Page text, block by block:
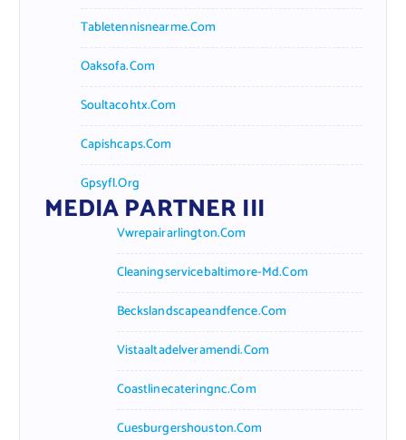
Tabletennisnearme.com
Oaksofa.com
Soultacohtx.com
Capishcaps.com
Gpsyfl.org
MEDIA PARTNER III
Vwrepairarlington.com
Cleaningservicebaltimore-Md.com
Beckslandscapeandfence.com
Vistaaltadelveramendi.com
Coastlinecateringnc.com
Cuesburgershouston.com